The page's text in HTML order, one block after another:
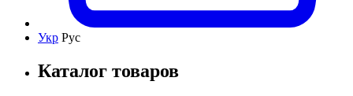
Укр Рус
Каталог товаров